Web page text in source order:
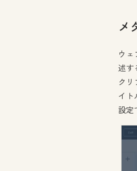
メ
ウ
述す
ク
イト
設定